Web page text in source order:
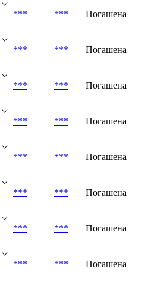
*** *** Погашена
*** *** Погашена
*** *** Погашена
*** *** Погашена
*** *** Погашена
*** *** Погашена
*** *** Погашена
*** *** Погашена